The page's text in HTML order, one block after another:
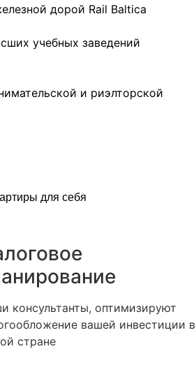
дорой Rail Baltica
учебных заведений
и риэлторской
для себя
консультанты, оптимизируют
вашей инвестиции в
стране